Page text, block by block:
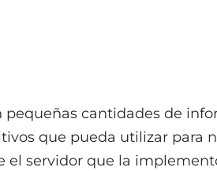
pequeñas cantidades de
que pueda utilizar para
servidor que la